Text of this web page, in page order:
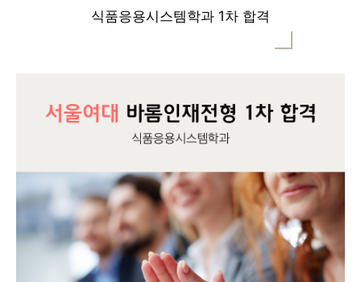
식품응용시스템학과 1차 합격